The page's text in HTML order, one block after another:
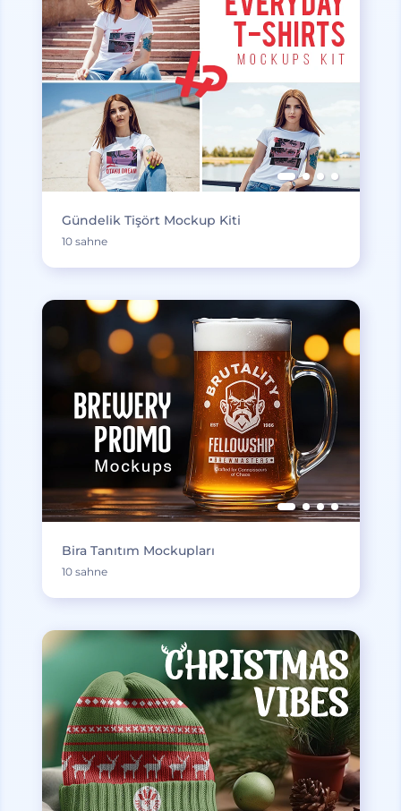
Gündelik Tişört Mockup Kiti
10 sahne
Bira Tanıtım Mockupları
10 sahne